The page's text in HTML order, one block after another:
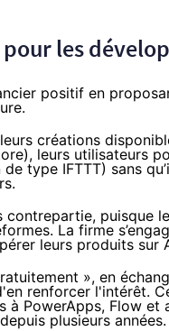
les
positif en
créations
leurs utilisateurs
type IFTTT) sans
puisque
La firme
leurs produits sur
», en
renforcer l'intérêt.
PowerApps, Flow et
plusieurs années.